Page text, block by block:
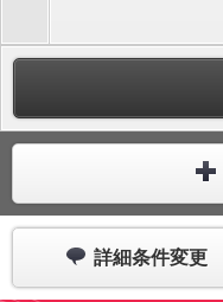
詳細条件変更